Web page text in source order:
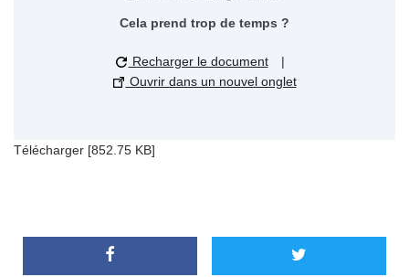
Cela prend trop de temps ?
Recharger le document
|
Ouvrir dans un nouvel onglet
Télécharger [852.75 KB]